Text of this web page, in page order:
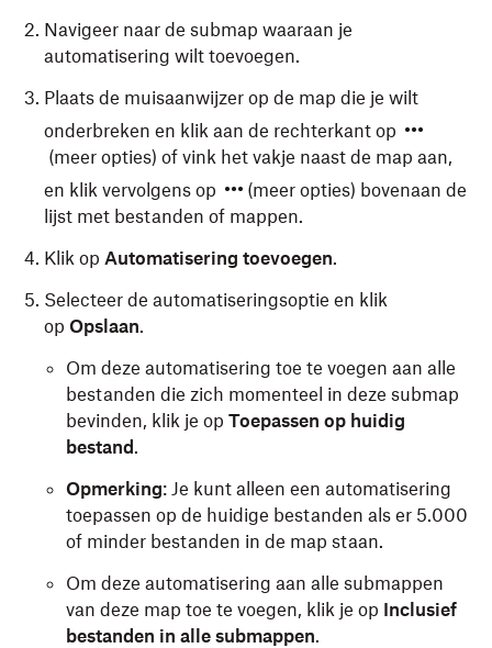
Navigeer naar de submap waaraan je
automatisering wilt toevoegen.
Plaats de muisaanwijzer op de map die je wilt
onderbreken en klik aan de rechterkant op
(meer opties) of vink het vakje naast de map aan,
en klik vervolgens op
(meer opties) bovenaan de
lijst met bestanden of mappen.
Klik op Automatisering toevoegen.
Selecteer de automatiseringsoptie en klik
op Opslaan.
Om deze automatisering toe te voegen aan alle
bestanden die zich momenteel in deze submap
bevinden, klik je op Toepassen op huidig
bestand .
Opmerking: Je kunt alleen een automatisering
toepassen op de huidige bestanden als er 5.000
of minder bestanden in de map staan.
Om deze automatisering aan alle submappen
van deze map toe te voegen, klik je op Inclusief
bestanden in alle submappen.